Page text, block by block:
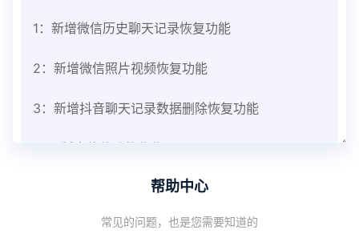
1：新增微信历史聊天记录恢复功能
2：新增微信照片视频恢复功能
3：新增抖音聊天记录数据删除恢复功能
1：优化监控终端从当前监控界面切换其他被控端手
机设备响应慢问题
帮助中心
常见的问题，也是您需要知道的